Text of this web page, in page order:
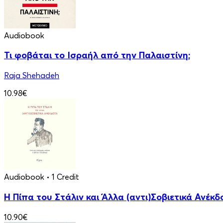
Audiobook
Τι φοβάται το Ισραήλ από την Παλαιστίνη;
Raja Shehadeh
10.98€
Audiobook • 1 Credit
Η Πίπα του Στάλιν και Άλλα (αντι)Σοβιετικά
10.90€